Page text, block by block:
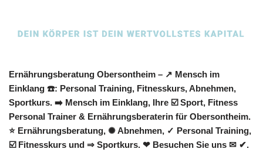
Ernährungsberatung Obersontheim – ↗️ Mensch im
Einklang ☎️: Personal Training, Fitnesskurs, Abnehmen,
Sportkurs. ➡️ Mensch im Einklang, Ihre ☑️ Sport, Fitness
Personal Trainer & Ernährungsberaterin für Obersontheim.
⭐ Ernährungsberatung, ✺ Abnehmen, ✓ Personal Training,
☑️ Fitnesskurs und ⇒ Sportkurs. ❤ Besuchen Sie uns ✉ ✔.